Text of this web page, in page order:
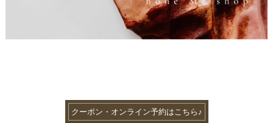
クーポン・オンライン予約はこちら♪